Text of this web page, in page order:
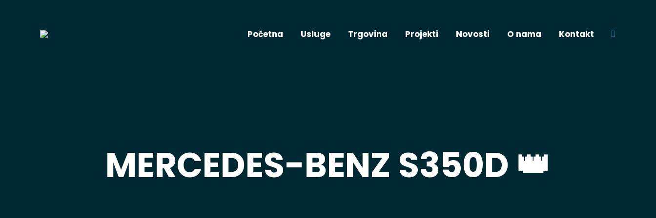
Početna Usluge Trgovina Projekti Novosti O nama Kontakt
MERCEDES-BENZ S350D 👑